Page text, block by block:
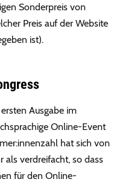
Sonderpreis von
Preis auf der Website
ist).
Ausgabe im
Online-Event
hat sich von
als verdreifacht, so dass
für den Online-